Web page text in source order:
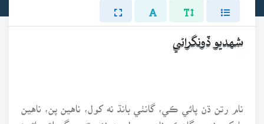
شهديو ڏونگراڻي
نام رتن ڌن پائي ڪي، گانٺي بانڌ نه کول، ناهين پن، ناهين
پارکو، نهين گاهڪ، ناهين مول. هونئن ته ميگهواڙ جاتيءَ